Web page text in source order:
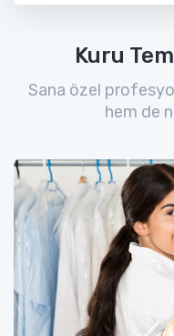
Kuru
Sana özel
hem de